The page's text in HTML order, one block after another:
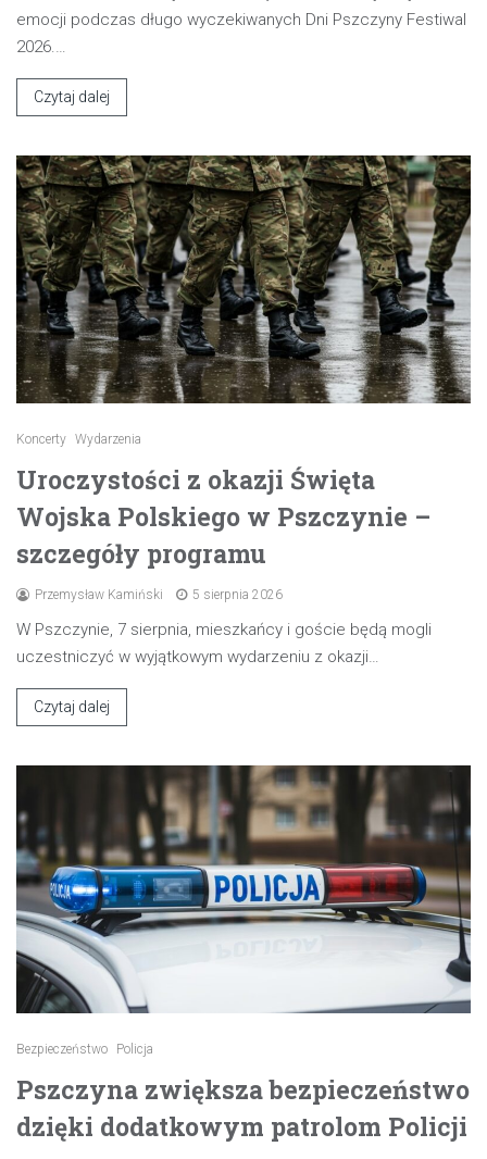
emocji podczas długo wyczekiwanych Dni Pszczyny Festiwal
2026.…
Czytaj dalej
Koncerty Wydarzenia
Uroczystości z okazji Święta
Wojska Polskiego w Pszczynie –
szczegóły programu
Przemysław Kamiński 5 sierpnia 2026
W Pszczynie, 7 sierpnia, mieszkańcy i goście będą mogli
uczestniczyć w wyjątkowym wydarzeniu z okazji…
Czytaj dalej
Bezpieczeństwo Policja
Pszczyna zwiększa bezpieczeństwo
dzięki dodatkowym patrolom Policji